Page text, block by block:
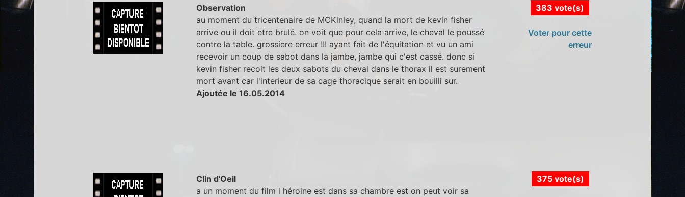
Observation
au moment du tricentenaire de MCKinley, quand la mort de kevin fisher
arrive ou il doit etre brulé. on voit que pour cela arrive, le cheval le poussé
contre la table. grossiere erreur !!! ayant fait de l'équitation et vu un ami
recevoir un coup de sabot dans la jambe, jambe qui c'est cassé. donc si
kevin fisher recoit les deux sabots du cheval dans le thorax il est surement
mort avant car l'interieur de sa cage thoracique serait en bouilli sur.
Ajoutée le 16.05.2014
383 vote(s)
Voter pour cette
erreur
Clin d'Oeil
a un moment du film l héroine est dans sa chambre est on peut voir sa
375 vote(s)